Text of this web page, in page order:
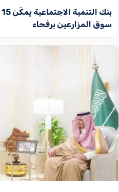
سوق المزارعين برفحاء